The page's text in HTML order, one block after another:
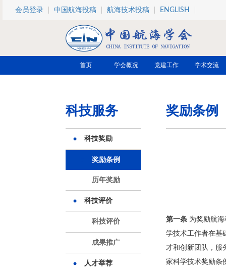
跳转到主要内容
会员登录 中国航海投稿 航海技术投稿 ENGLISH
首页 学会概况 党建工作 学术交流
科技服务
科技奖励
奖励条例
历年奖励
科技评价
科技评价
成果推广
人才举荐
奖励条例
第一条为奖励航海
学技术工作者在基
才和创新团队，服
家科学技术奖励条